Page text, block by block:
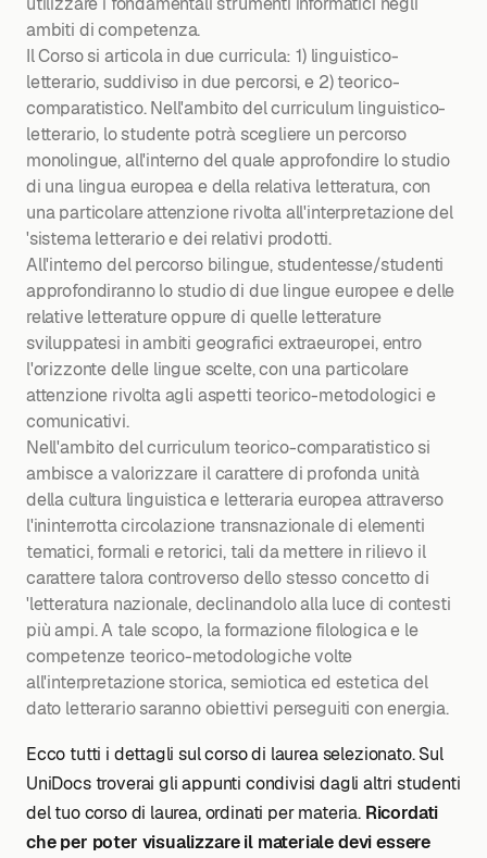
ambiti di competenza.
Il Corso si articola in due curricula: 1) linguistico-
letterario, suddiviso in due percorsi, e 2) teorico-
comparatistico. Nell'ambito del curriculum linguistico-
letterario, lo studente potrà scegliere un percorso
monolingue, all'interno del quale approfondire lo studio
di una lingua europea e della relativa letteratura, con
una particolare attenzione rivolta all'interpretazione del
'sistema letterario e dei relativi prodotti.
All'interno del percorso bilingue, studentesse/studenti
approfondiranno lo studio di due lingue europee e delle
relative letterature oppure di quelle letterature
sviluppatesi in ambiti geografici extraeuropei, entro
l'orizzonte delle lingue scelte, con una particolare
attenzione rivolta agli aspetti teorico-metodologici e
comunicativi.
Nell'ambito del curriculum teorico-comparatistico si
ambisce a valorizzare il carattere di profonda unità
della cultura linguistica e letteraria europea attraverso
l'ininterrotta circolazione transnazionale di elementi
tematici, formali e retorici, tali da mettere in rilievo il
carattere talora controverso dello stesso concetto di
'letteratura nazionale, declinandolo alla luce di contesti
più ampi. A tale scopo, la formazione filologica e le
competenze teorico-metodologiche volte
all'interpretazione storica, semiotica ed estetica del
dato letterario saranno obiettivi perseguiti con energia.
Ecco tutti i dettagli sul corso di laurea selezionato. Sul
UniDocs troverai gli appunti condivisi dagli altri studenti
del tuo corso di laurea, ordinati per materia. Ricordati
che per poter visualizzare il materiale devi essere